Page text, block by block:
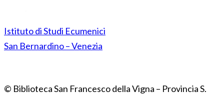
Istituto di Studi Ecumenici
San Bernardino – Venezia
© Biblioteca San Francesco della Vigna – Provincia S.